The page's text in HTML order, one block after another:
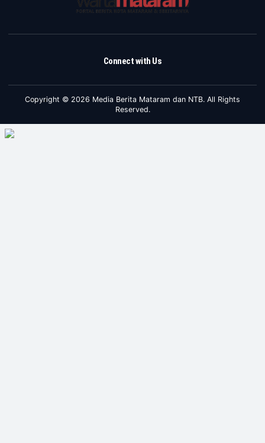
Connect with Us
Copyright © 2026 Media Berita Mataram dan NTB. All Rights
Reserved.